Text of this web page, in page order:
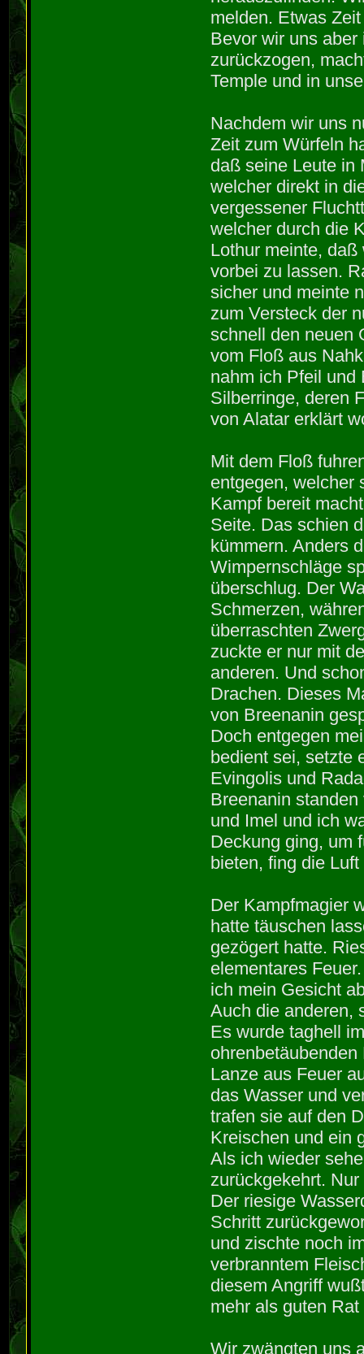
melden. Etwas
Bevor wir uns
zurückzogen,
Temple und in
Nachdem wir uns
Zeit zum Würfeln
daß seine Leute in
welcher direkt in
vergessener
welcher durch die
Lothur meinte,
vorbei zu lassen.
sicher und meinte
zum Versteck der
schnell den neuen
vom Floß aus
nahm ich Pfeil und
Silberringe, deren
von Alatar erklärt
Mit dem Floß
entgegen, welcher
Kampf bereit
Seite. Das schien
kümmern. Anders
Wimpernschläge
überschlug. Der
Schmerzen,
überraschten
zuckte er nur mit
anderen. Und
Drachen. Dieses
von Breenanin
Doch entgegen
bedient sei, setzte
Evingolis und
Breenanin
und Imel und ich
Deckung ging, um
bieten, fing die
Der Kampfmagier
hatte täuschen
gezögert hatte.
elementares
ich mein Gesicht
Auch die anderen,
Es wurde taghell
Lanze aus Feuer
das Wasser und
trafen sie auf den
Kreischen und ein
Als ich wieder
zurückgekehrt.
Der riesige
Schritt
und zischte noch
verbranntem
diesem Angriff
mehr als guten
Wir zwängten uns